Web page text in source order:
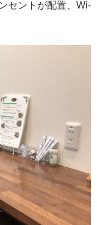
セントが配置、Wi-